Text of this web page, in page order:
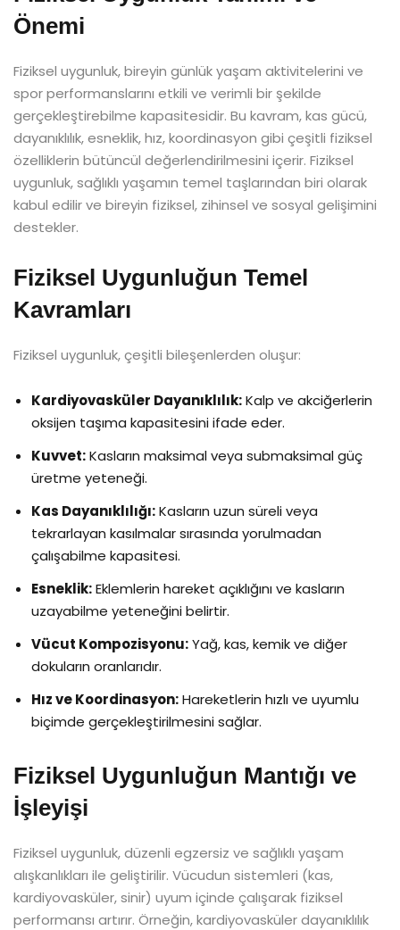
Önemi
Fiziksel uygunluk, bireyin günlük yaşam aktivitelerini ve
spor performanslarını etkili ve verimli bir şekilde
gerçekleştirebilme kapasitesidir. Bu kavram, kas gücü,
dayanıklılık, esneklik, hız, koordinasyon gibi çeşitli fiziksel
özelliklerin bütüncül değerlendirilmesini içerir. Fiziksel
uygunluk, sağlıklı yaşamın temel taşlarından biri olarak
kabul edilir ve bireyin fiziksel, zihinsel ve sosyal gelişimini
destekler.
Fiziksel Uygunluğun Temel
Kavramları
Fiziksel uygunluk, çeşitli bileşenlerden oluşur:
Kardiyovasküler Dayanıklılık:Kalp ve akciğerlerin
oksijen taşıma kapasitesini ifade eder.
Kuvvet:Kasların maksimal veya submaksimal güç
üretme yeteneği.
Kas Dayanıklılığı:Kasların uzun süreli veya
tekrarlayan kasılmalar sırasında yorulmadan
çalışabilme kapasitesi.
Esneklik:Eklemlerin hareket açıklığını ve kasların
uzayabilme yeteneğini belirtir.
Vücut Kompozisyonu:Yağ, kas, kemik ve diğer
dokuların oranlarıdır.
Hız ve Koordinasyon:Hareketlerin hızlı ve uyumlu
biçimde gerçekleştirilmesini sağlar.
Fiziksel Uygunluğun Mantığı ve
İşleyişi
Fiziksel uygunluk, düzenli egzersiz ve sağlıklı yaşam
alışkanlıkları ile geliştirilir. Vücudun sistemleri (kas,
kardiyovasküler, sinir) uyum içinde çalışarak fiziksel
performansı artırır. Örneğin, kardiyovasküler dayanıklılık